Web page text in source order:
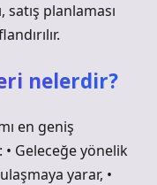
planlaması
nelerdir?
en geniş
Geleceğe yönelik
yarar, •